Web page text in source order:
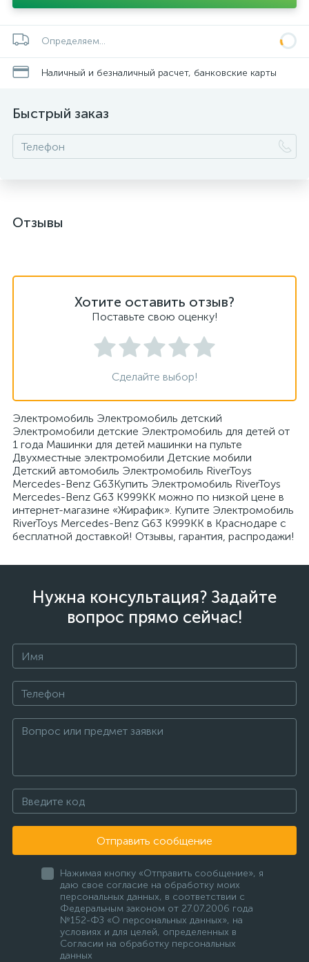
Определяем...
Наличный и безналичный расчет, банковские карты
Быстрый заказ
Отзывы
Хотите оставить отзыв?
Поставьте свою оценку!
Сделайте выбор!
Электромобиль Электромобиль детский
Электромобили детские Электромобиль для детей от
1 года Машинки для детей машинки на пульте
Двухместные электромобили Детские мобили
Детский автомобиль Электромобиль RiverToys
Mercedes-Benz G63Купить Электромобиль RiverToys
Mercedes-Benz G63 K999KK можно по низкой цене в
интернет-магазине «Жирафик». Купите Электромобиль
RiverToys Mercedes-Benz G63 K999KK в Краснодаре с
бесплатной доставкой! Отзывы, гарантия, распродажи!
Нужна консультация? Задайте
вопрос прямо сейчас!
Отправить сообщение
Нажимая кнопку «Отправить сообщение», я
даю свое согласие на обработку моих
персональных данных, в соответствии с
Федеральным законом от 27.07.2006 года
№152-ФЗ «О персональных данных», на
условиях и для целей, определенных в
Согласии на обработку персональных
данных